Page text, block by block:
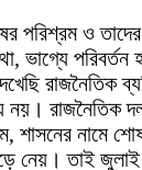
পরিশ্রম ও
ভাগ্যে পরিবর্তন
রাজনৈতিক
নয়। রাজনৈতিক
শাসনের নামে
নেয়। তাই